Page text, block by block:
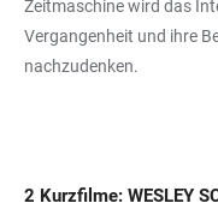
Zeitmaschine wird das
Vergangenheit und ihre
nachzudenken.
2 Kurzfilme: WESLEY